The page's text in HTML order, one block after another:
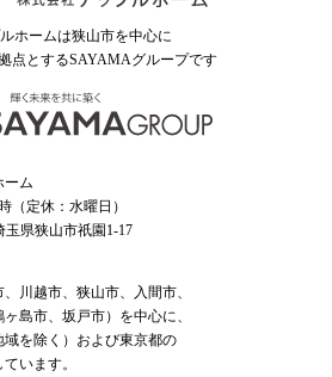
ホームは狭山市を中心に
点とするSAYAMAグループです
ーム
（定休：水曜日）
玉県狭山市祇園1-17
、 川越市、狭山市、入間市、
島市、坂戸市）を中心に、
を除く）および東京都の
います。